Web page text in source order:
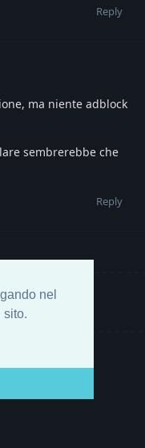
nel
sito.
Reply
ma niente adblock
sembrerebbe che
Reply